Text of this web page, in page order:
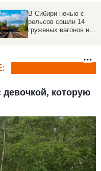
Форель вместо чипсов.
Меню детсадов и школ
серьезно пересмотрят
девочкой, которую